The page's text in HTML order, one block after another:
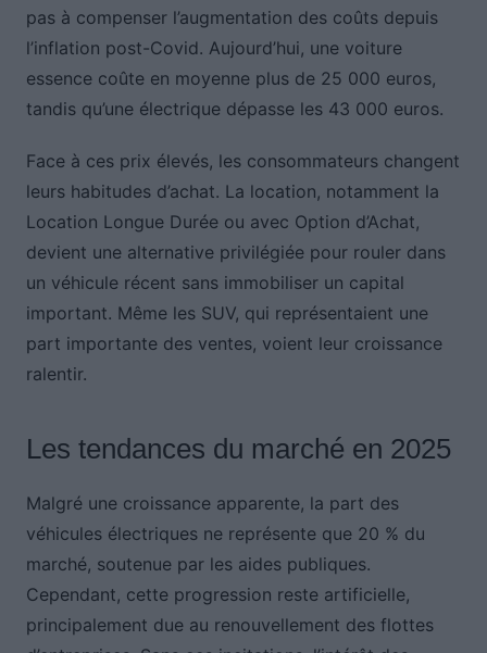
pas à compenser l’augmentation des coûts depuis
l’inflation post-Covid. Aujourd’hui, une voiture
essence coûte en moyenne plus de 25 000 euros,
tandis qu’une électrique dépasse les 43 000 euros.
Face à ces prix élevés, les consommateurs changent
leurs habitudes d’achat. La location, notamment la
Location Longue Durée ou avec Option d’Achat,
devient une alternative privilégiée pour rouler dans
un véhicule récent sans immobiliser un capital
important. Même les SUV, qui représentaient une
part importante des ventes, voient leur croissance
ralentir.
Les tendances du marché en 2025
Malgré une croissance apparente, la part des
véhicules électriques ne représente que 20 % du
marché, soutenue par les aides publiques.
Cependant, cette progression reste artificielle,
principalement due au renouvellement des flottes